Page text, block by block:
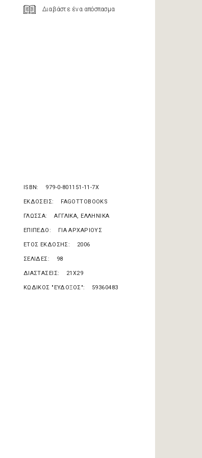
Διαβάστε ένα απόσπασμα
ISBN 979-0-801151-11-7X
ΕΚΔΟΣΕΙΣ FAGOTTOBOOKS
ΓΛΩΣΣΑ ΑΓΓΛΙΚΑ, ΕΛΛΗΝΙΚΑ
ΕΠΙΠΕΔΟ ΓΙΑ ΑΡΧΑΡΙΟΥΣ
ΕΤΟΣ ΕΚΔΟΣΗΣ 2006
ΣΕΛΙΔΕΣ 98
ΔΙΑΣΤΑΣΕΙΣ 21X29
ΚΩΔΙΚΟΣ "ΕΥΔΟΞΟΣ" 59360483